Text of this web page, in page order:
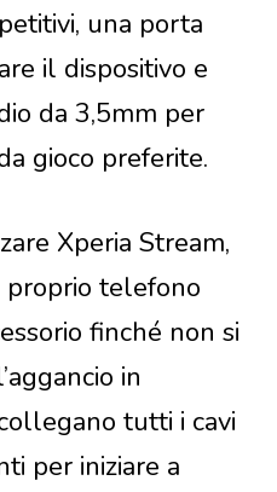
una porta
il dispositivo e
da 3,5mm per
gioco preferite.
Xperia Stream,
proprio telefono
finché non si
in
tutti i cavi
per iniziare a